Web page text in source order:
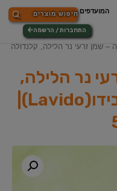
התחברות / הרשמה
– שמן זרעי נר הלילה, קלנדולה
נר הלילה,
קלנדולה ולבונה | לבידו(Lavido)|